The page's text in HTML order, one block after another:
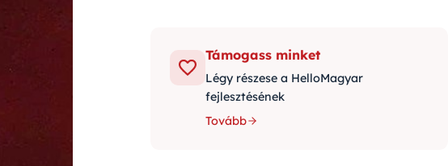
Támogass minket
Légy részese a HelloMagyar
fejlesztésének
Tovább